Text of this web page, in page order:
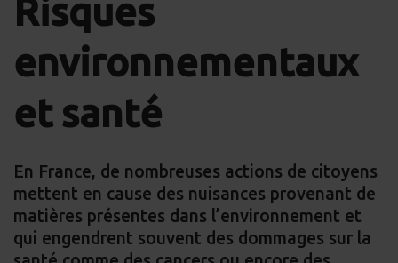
Facebook
Risques
environnementaux
et santé
En France, de nombreuses actions de citoyens
mettent en cause des nuisances provenant de
matières présentes dans l’environnement et
qui engendrent souvent des dommages sur la